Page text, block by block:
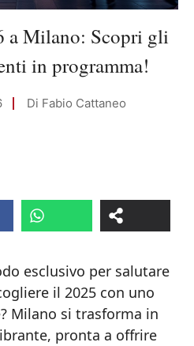
a Milano: Scopri gli
in programma!
Di Fabio Cattaneo
esclusivo per salutare
il 2025 con uno
Milano si trasforma in
pronta a offrire